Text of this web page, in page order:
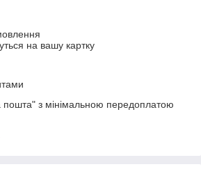
на вашу картку
пошта" з мінімальною передоплатою